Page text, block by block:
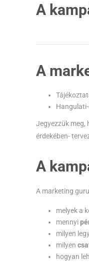
A
A
Jegyezzük meg,
érdekében-
A
A marketing
melyek a
mennyi
milyen
milyen
hogyan